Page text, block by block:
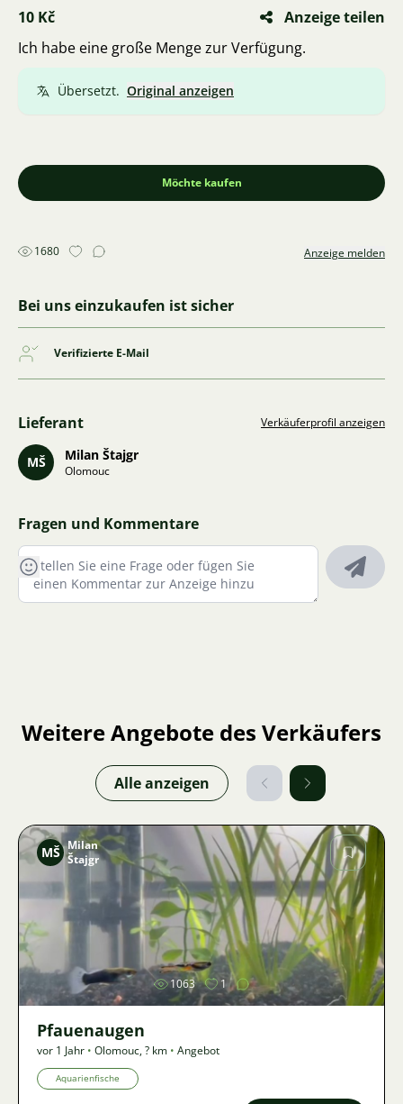
10 Kč
Anzeige teilen
Ich habe eine große Menge zur Verfügung.
Übersetzt. Original anzeigen
Möchte kaufen
1680 Anzeige melden
Bei uns einzukaufen ist sicher
Verifizierte E-Mail
Lieferant Verkäuferprofil anzeigen
MŠ Milan Štajgr
Olomouc
Fragen und Kommentare
Weitere Angebote des Verkäufers
Alle anzeigen
Bild
MŠ Milan
Štajgr
1063 1
Pfauenaugen
vor 1 Jahr • Olomouc,? km • Angebot
Aquarienfische